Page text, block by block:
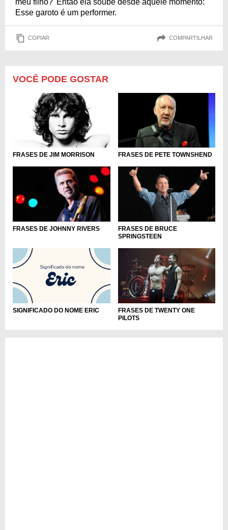
Esse garoto é um performer.
COPIAR COMPARTILHAR
VOCÊ PODE GOSTAR
FRASES DE JIM MORRISON FRASES DE PETE TOWNSHEND
FRASES DE JOHNNY RIVERS
FRASES DE BRUCE
SPRINGSTEEN
SIGNIFICADO DO NOME ERIC
FRASES DE TWENTY ONE
PILOTS